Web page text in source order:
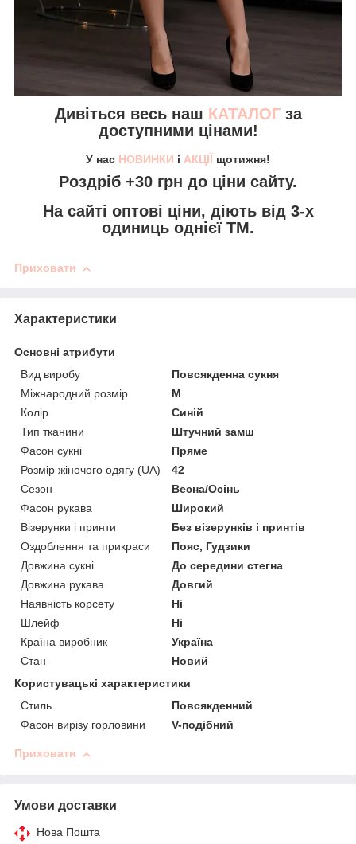
Дивіться весь наш КАТАЛОГза
доступними цінами!
У нас НОВИНКИ і АКЦІЇ щотижня!
Роздріб +30 грн до ціни сайту.
На сайті оптові ціни, діють від 3-х
одиниць однієї ТМ.
Приховати
Характеристики
Основні атрибути
Вид виробу
Повсякденна сукня
Міжнародний розмір
M
Колір
Синій
Тип тканини
Штучний замш
Фасон сукні
Пряме
Розмір жіночого одягу (UA)
42
Сезон
Весна/Осінь
Фасон рукава
Широкий
Візерунки і принти
Без візерунків і принтів
Оздоблення та прикраси
Пояс, Гудзики
Довжина сукні
До середини стегна
Довжина рукава
Довгий
Наявність корсету
Ні
Шлейф
Ні
Країна виробник
Україна
Стан
Новий
Користувацькi характеристики
Стиль
Повсякденний
Фасон вирізу горловини
V-подібний
Приховати
Умови доставки
Нова Пошта